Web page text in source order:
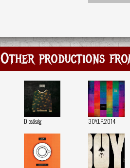
Other productions
Dicsőség 30Y.LP.2014